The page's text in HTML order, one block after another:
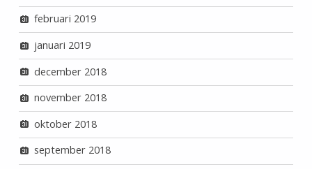
februari 2019
januari 2019
december 2018
november 2018
oktober 2018
september 2018